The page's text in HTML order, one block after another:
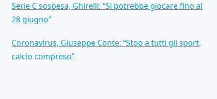
Serie C sospesa, Ghirelli: “Si potrebbe giocare fino al
28 giugno”
Coronavirus, Giuseppe Conte: “Stop a tutti gli sport,
calcio compreso”